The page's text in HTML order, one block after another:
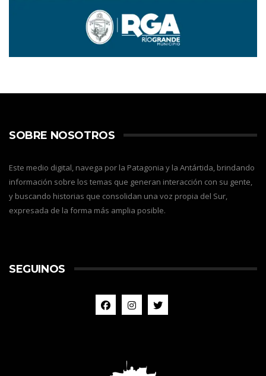
SOBRE NOSOTROS
Este medio digital, navega por la Patagonia y la Antártida, brindando
información sobre los temas que generan interacción con su gente,
y buscando historias que consolidan una voz propia del Sur,
expresada de la forma más amplia posible.
SEGUINOS